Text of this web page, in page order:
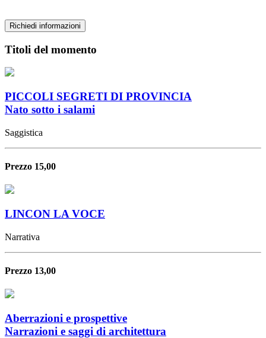
Richiedi informazioni
Titoli del momento
PICCOLI SEGRETI DI PROVINCIA
Nato sotto i salami
Saggistica
Prezzo 15,00
LINCON LA VOCE
Narrativa
Prezzo 13,00
Aberrazioni e prospettive
Narrazioni e saggi di architettura